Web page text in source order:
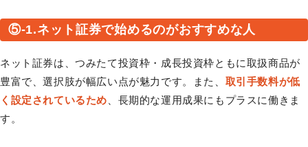
⑤-1.ネット証券で始めるのがおすすめな人
ネット証券は、つみたて投資枠・成長投資枠ともに取扱商品が
豊富で、選択肢が幅広い点が魅力です。また、 取引手数料が低
く設定されているため 、長期的な運用成果にもプラスに働きま
す。